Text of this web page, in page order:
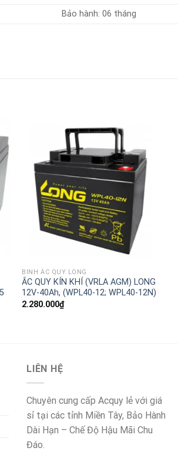
Bảo hành: 06 tháng
BÌNH ẮC QUY LONG
ẮC QUY KÍN KHÍ (VRLA AGM) LONG
12V-40Ah, (WPL40-12; WPL40-12N)
2.280.000₫
LIÊN HỆ
Chuyên cung cấp Acquy lẻ với giá
sỉ tại các tỉnh Miền Tây, Bảo Hành
Dài Hạn – Chế Độ Hậu Mãi Chu
Đáo.